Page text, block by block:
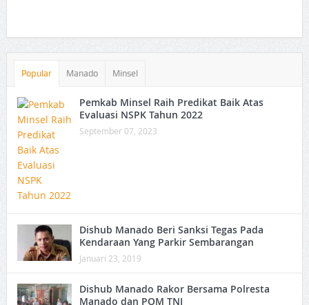
Popular Manado Minsel
Pemkab Minsel Raih Predikat Baik Atas
Evaluasi NSPK Tahun 2022
September 07, 2023
Dishub Manado Beri Sanksi Tegas Pada
Kendaraan Yang Parkir Sembarangan
Januari 23, 2019
Dishub Manado Rakor Bersama Polresta
Manado dan POM TNI